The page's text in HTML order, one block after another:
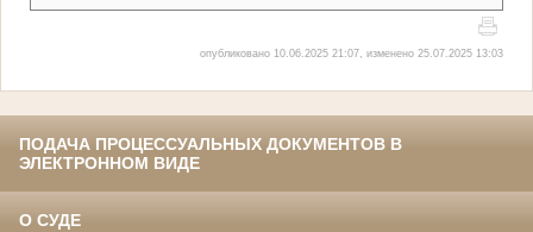
опубликовано 10.06.2025 21:07, изменено 25.07.2025 13:03
ПОДАЧА ПРОЦЕССУАЛЬНЫХ ДОКУМЕНТОВ В
ЭЛЕКТРОННОМ ВИДЕ
О СУДЕ